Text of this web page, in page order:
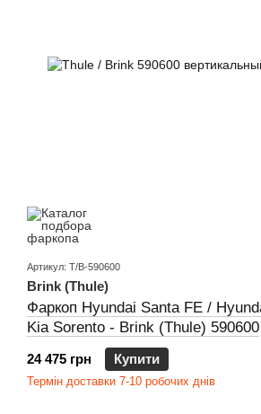
Артикул: T/B-590600
Brink (Thule)
Фаркоп Hyundai Santa FE /
Kia Sorento - Brink (Thule) 590600
24 475 грн Купити
Термін доставки 7-10 робочих днів